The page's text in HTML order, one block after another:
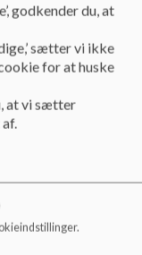
2024
godkender du, at
sætter vi ikke
for at huske
at vi sætter